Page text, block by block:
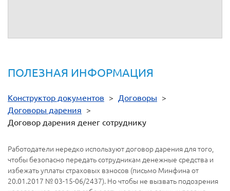
ПОЛЕЗНАЯ ИНФОРМАЦИЯ
Конструктор документов > Договоры >
Договоры дарения >
Договор дарения денег сотруднику
Работодатели нередко используют договор дарения для того,
чтобы безопасно передать сотрудникам денежные средства и
избежать уплаты страховых взносов (письмо Минфина от
20.01.2017 № 03-15-06/2437). Но чтобы не вызвать подозрения